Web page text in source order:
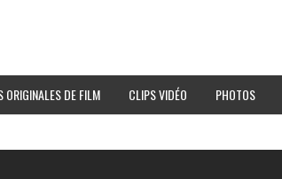
ORIGINALES DE FILM CLIPS VIDÉO PHOTOS